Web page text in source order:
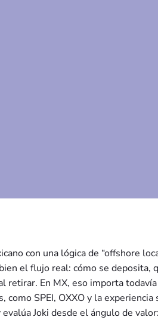
con una lógica de “offshore
el flujo real: cómo se deposita,
retirar. En MX, eso importa
SPEI, OXXO y la
Joki desde el ángulo de